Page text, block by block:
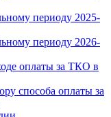
периоду 2025-
периоду 2026-
оплаты за ТКО в
способа оплаты за